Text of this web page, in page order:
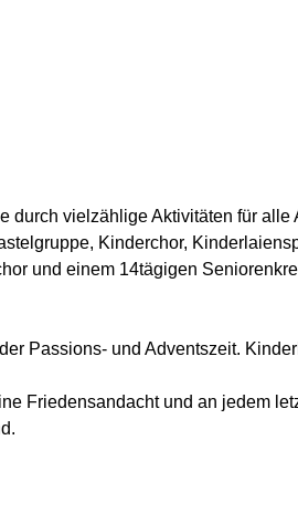
vielzählige Aktivitäten für alle
Kinderchor,
und einem 14tägigen
Passions- und Adventszeit.
Friedensandacht und an jedem